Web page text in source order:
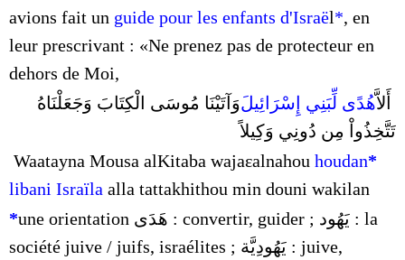
avions fait un guide pour les enfants d'Israël*, en
leur prescrivant : «Ne prenez pas de protecteur en
dehors de Moi,
وَآتَيْنَا مُوسَى الْكِتَابَ وَجَعَلْنَاهُهُدًى لِّبَنِي إِسْرَائِيلَأَلاَّ
تَتَّخِذُواْ مِن دُونِي وَكِيلاً
Waatayna Mousa alKitaba wajaεalnahou houdan*
libani Israïla alla tattakhithou min douni wakilan
*une orientation هَدَى : convertir, guider ; يَهُود : la
société juive / juifs, israélites ; يَهُودِيَّة : juive,